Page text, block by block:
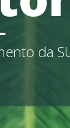
da